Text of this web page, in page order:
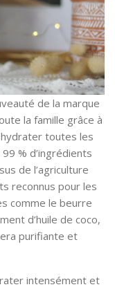
de la marque
la famille grâce à
toutes les
% d’ingrédients
de l’agriculture
reconnus pour les
comme le beurre
d’huile de coco,
purifiante et
intensément et